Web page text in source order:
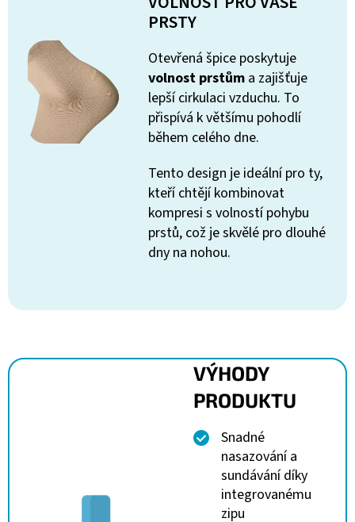
PRSTY
Otevřená špice poskytuje
volnost prstům a zajišťuje
lepší cirkulaci vzduchu. To
přispívá k většímu pohodlí
během celého dne.
Tento design je ideální pro ty,
kteří chtějí kombinovat
kompresi s volností pohybu
prstů, což je skvělé pro dlouhé
dny na nohou.
VÝHODY
PRODUKTU
Snadné
nasazování a
sundávání díky
integrovanému
zipu